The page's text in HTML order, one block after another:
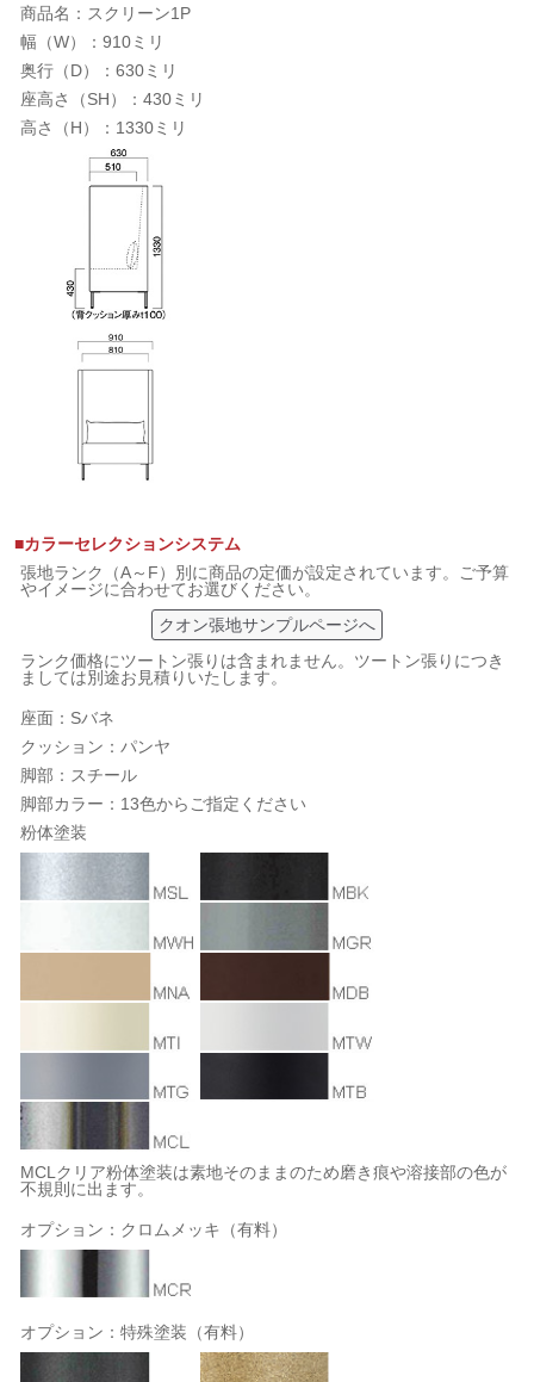
商品名：スクリーン1P
幅（W）：910ミリ
奥行（D）：630ミリ
座高さ（SH）：430ミリ
高さ（H）：1330ミリ
■カラーセレクションシステム
張地ランク（A～F）別に商品の定価が設定されています。ご予算
やイメージに合わせてお選びください。
クオン張地サンプルページへ
ランク価格にツートン張りは含まれません。ツートン張りにつき
ましては別途お見積りいたします。
座面：Sバネ
クッション：パンヤ
脚部：スチール
脚部カラー：13色からご指定ください
粉体塗装
MCLクリア粉体塗装は素地そのままのため磨き痕や溶接部の色が
不規則に出ます。
オプション：クロムメッキ（有料）
オプション：特殊塗装（有料）